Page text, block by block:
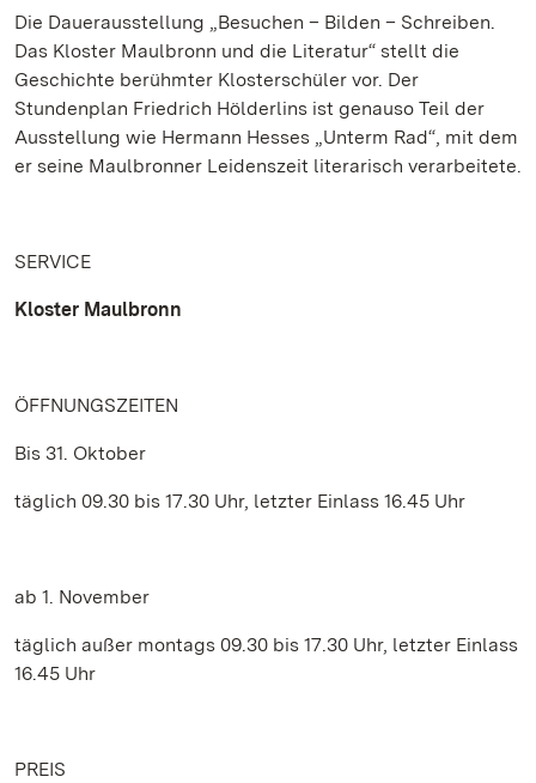
Die Dauerausstellung „Besuchen – Bilden – Schreiben.
Das Kloster Maulbronn und die Literatur“ stellt die
Geschichte berühmter Klosterschüler vor. Der
Stundenplan Friedrich Hölderlins ist genauso Teil der
Ausstellung wie Hermann Hesses „Unterm Rad“, mit dem
er seine Maulbronner Leidenszeit literarisch verarbeitete.
SERVICE
Kloster Maulbronn
ÖFFNUNGSZEITEN
Bis 31. Oktober
täglich 09.30 bis 17.30 Uhr, letzter Einlass 16.45 Uhr
ab 1. November
täglich außer montags 09.30 bis 17.30 Uhr, letzter Einlass
16.45 Uhr
PREIS